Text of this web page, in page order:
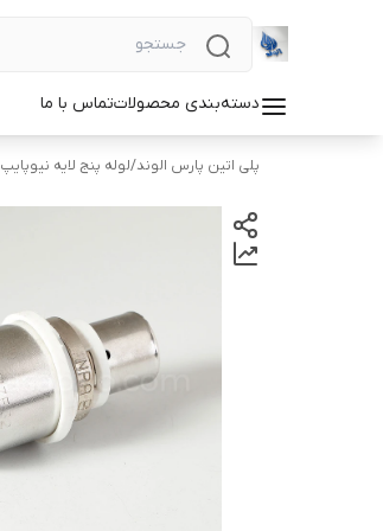
دسته‌بندی محصولاتتماس با ما
پلی اتین پارس الوند/لوله پنج لایه نیوپایپ